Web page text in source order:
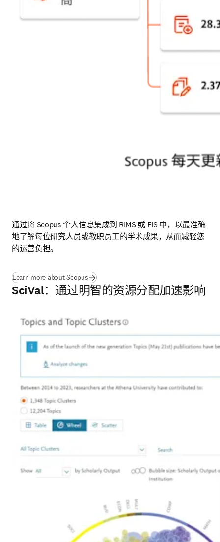
通过将 Scopus 个人信息集成到 RIMS 或 FIS 中，以最准确
地了解每位研究人员或教职员工的学术成果，从而减轻您
的运营负担。
Learn more about Scopus
SciVal：通过明智的资源分配加速影响